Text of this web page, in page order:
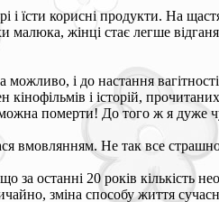
і їсти корисні продукти. На
малюка, жінці стає легше
і до настання
і історій,
померти! До того ж я дуже
вмовлянням. Не так все
останні 20 років кількість
зміна способу життя